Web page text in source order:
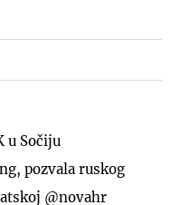
u Sočiju
, pozvala ruskog
@novahr